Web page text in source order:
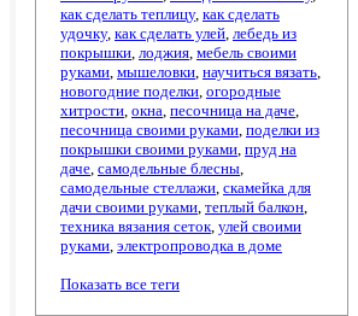
как сделать теплицу, как сделать
удочку, как сделать улей, лебедь из
покрышки, лоджия, мебель своими
руками, мышеловки, научиться вязать,
новогодние поделки, огородные
хитрости, окна, песочница на даче,
песочница своими руками, поделки из
покрышки своими руками, пруд на
даче, самодельные блесны,
самодельные стеллажи, скамейка для
дачи своими руками, теплый балкон,
техника вязания сеток, улей своими
руками, электропроводка в доме
Показать все теги